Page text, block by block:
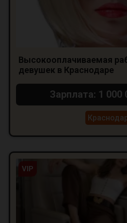
Высокооплачиваемая
девушек в Краснодаре
Зарплата: 1 000
VIP